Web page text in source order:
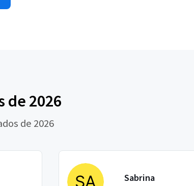
de 2026
de 2026
Sabrina